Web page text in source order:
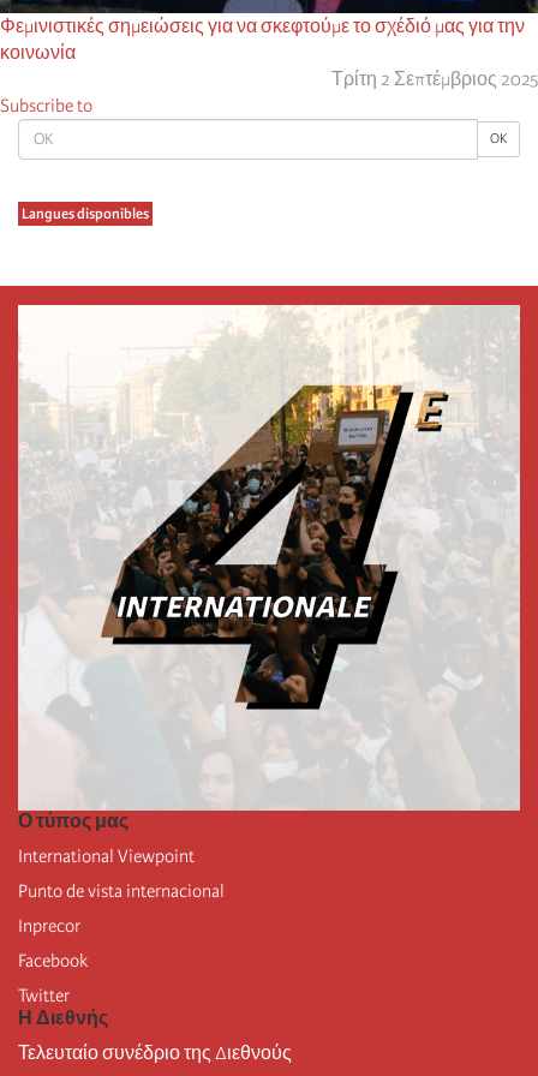
OK OK
Langues disponibles
Φεμινιστικές σημειώσεις για να σκεφτούμε το σχέδιό μας για την
κοινωνία
Τρίτη 2 Σεπτέμβριος 2025
Subscribe to
Ο τύπος μας
International Viewpoint
Punto de vista internacional
Inprecor
Facebook
Twitter
Η Διεθνής
Τελευταίο συνέδριο της Διεθνούς